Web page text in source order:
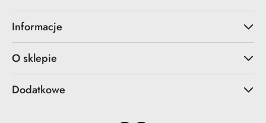
Informacje
O sklepie
Dodatkowe